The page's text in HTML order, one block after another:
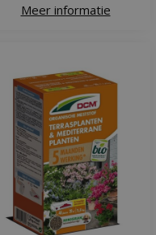
Meer informatie